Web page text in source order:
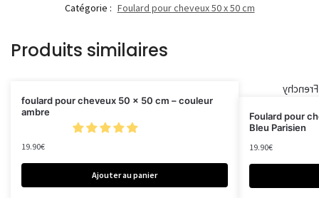
Catégorie : Foulard pour cheveux 50 x 50 cm
Produits similaires
foulard pour cheveux 50 x 50 cm – couleur
ambre
19.90€
Ajouter au panier
Foulard pour
Bleu Parisien
19.90€